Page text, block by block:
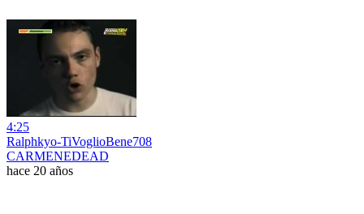
4:25
Ralphkyo-TiVoglioBene708
CARMENEDEAD
hace 20 años